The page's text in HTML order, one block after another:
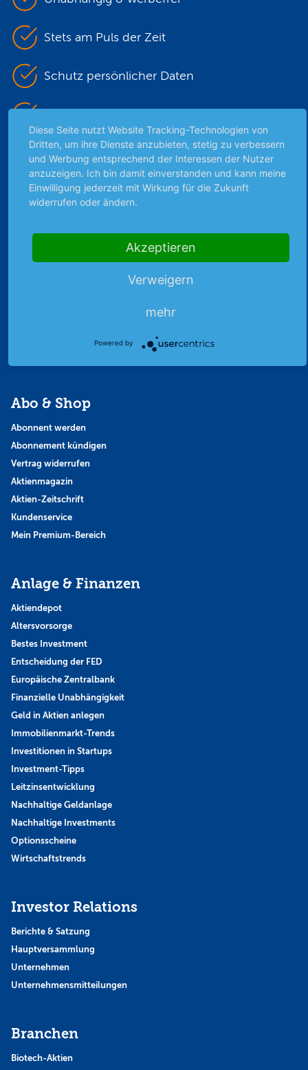
Stets am Puls der Zeit
Schutz persönlicher Daten
Highlights
Archiv
Börsennews
Abo & Shop
Abonnent werden
Abonnement kündigen
Vertrag widerrufen
Aktienmagazin
Aktien-Zeitschrift
Kundenservice
Mein Premium-Bereich
Anlage & Finanzen
Aktiendepot
Altersvorsorge
Bestes Investment
Entscheidung der FED
Europäische Zentralbank
Finanzielle Unabhängigkeit
Geld in Aktien anlegen
Immobilienmarkt-Trends
Investitionen in Startups
Investment-Tipps
Leitzinsentwicklung
Nachhaltige Geldanlage
Nachhaltige Investments
Optionsscheine
Wirtschaftstrends
Investor Relations
Berichte & Satzung
Hauptversammlung
Unternehmen
Unternehmensmitteilungen
Branchen
Biotech-Aktien
Diese Seite nutzt Website Tracking-Technologien von
Dritten, um ihre Dienste anzubieten, stetig zu verbessern
und Werbung entsprechend der Interessen der Nutzer
anzuzeigen. Ich bin damit einverstanden und kann meine
Einwilligung jederzeit mit Wirkung für die Zukunft
widerrufen oder ändern.
Akzeptieren
Verweigern
mehr
Powered by